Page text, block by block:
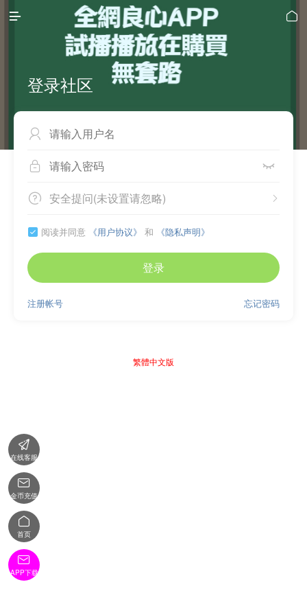
 
登录社区

 
 
安全提问(未设置请忽略)
 阅读并同意 《用户协议》 和 《隐私声明》
登录
忘记密码
注册帐号
繁體中文版

在线客服

金币充值

首页

APP下载